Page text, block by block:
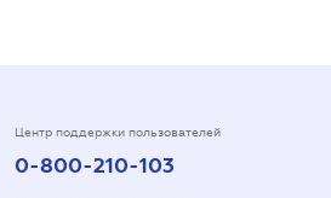
Центр поддержки пользователей
0-800-210-103